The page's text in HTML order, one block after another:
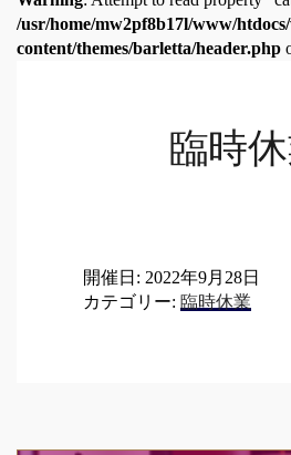
/usr/home/mw2pf8b17l/www/
content/themes/barletta/header.php
臨時
開催日: 2022年9月28日
カテゴリー: 臨時休業